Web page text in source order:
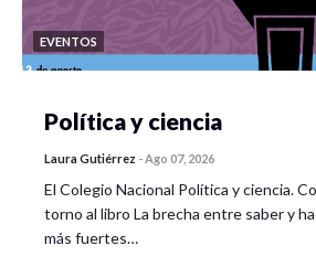
EVENTOS
Política y ciencia
Laura Gutiérrez -Ago 07, 2026
El Colegio Nacional Política y ciencia.
torno al libro La brecha entre saber y
más fuertes…